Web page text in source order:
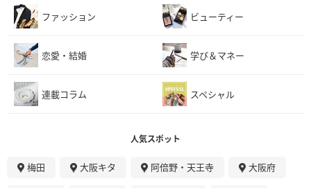
ファッション ビューティー
恋愛・結婚 学び＆マネー
連載コラム スペシャル
人気スポット
梅田 大阪キタ 阿倍野・天王寺 大阪府